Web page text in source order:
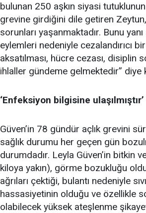
bulunan 250 aşkın siyasi
grevine girdiğini dile getiren
sorunları yaşanmaktadır. Bunu
eylemleri nedeniyle cezalandırıcı
aksatılması, hücre cezası, disiplin
ihlaller gündeme gelmektedir” diye
‘Enfeksiyon bilgisine ulaşılmıştır’
Güven’in 78 gündür açlık grevini
sağlık durumu her geçen gün
durumdadır. Leyla Güven’in bitkin
kiloya yakın), görme bozukluğu
ağrıları çektiği, bulantı nedeniyle
hassasiyetinin olduğu ve özellikle
olabilecek yüksek ateşlenme